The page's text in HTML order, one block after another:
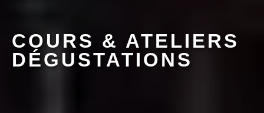
COURS & ATELIERS
DÉGUSTATIONS